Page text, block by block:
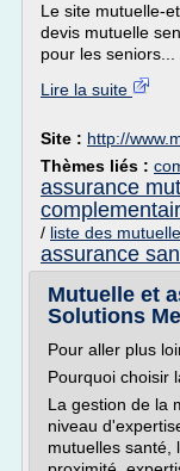
Le site mutuelle-
devis mutuelle
pour les seniors...
Lire la suite
Site : http://
Thèmes liés :
assurance
/ liste des
assurance
Mutuelle et
Solutions
Pour aller plus
Pourquoi choisir
La gestion de la
niveau
mutuelles santé,